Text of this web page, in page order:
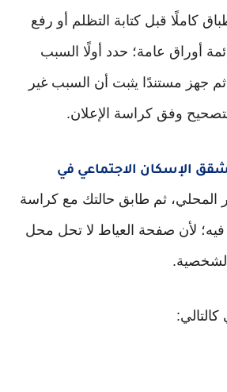
كاملًا قبل كتابة التظلم أو رفع
أوراق عامة؛ حدد أولًا السبب
ثم جهز مستندًا يثبت أن السبب غير
وفق كراسة الإعلان.
الإسكان الاجتماعي في
المحلي، ثم طابق حالتك مع كراسة
فيه؛ لأن صفحة العياط لا تحل محل
الشخصية.